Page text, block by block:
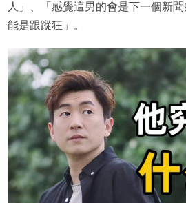
人」、「感覺這男的會是下一個新
能是跟蹤狂」。